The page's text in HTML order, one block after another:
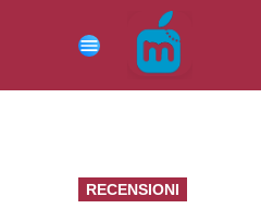
contenuto
Menu
PUBBLICATO
IN
RECENSIONI